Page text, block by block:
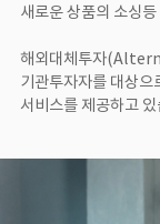
새로운 상품의 소싱
해외대체투자
기관투자자를 대상으
서비스를 제공하고 있